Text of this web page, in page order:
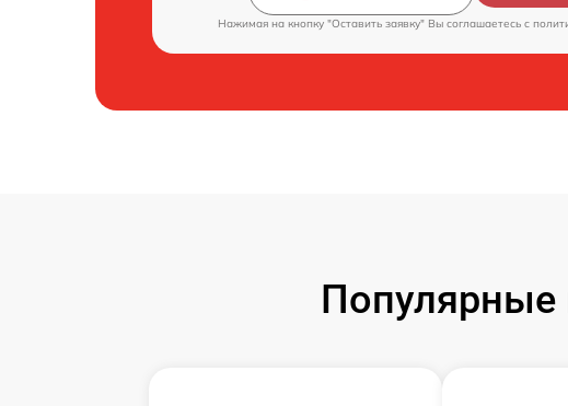
Нажимая на кнопку "Оставить заявку" Вы соглашаетесь c
Популярные